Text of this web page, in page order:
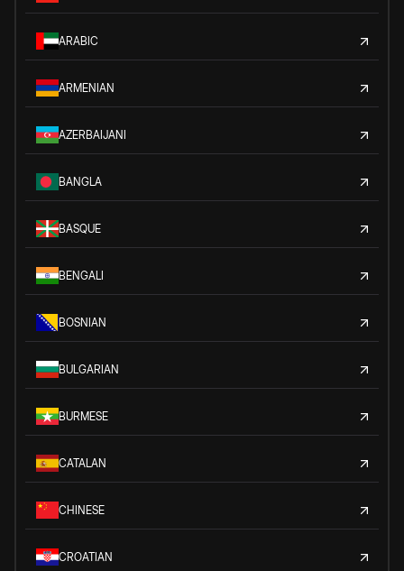
ARABIC
ARMENIAN
AZERBAIJANI
BANGLA
BASQUE
BENGALI
BOSNIAN
BULGARIAN
BURMESE
CATALAN
CHINESE
CROATIAN